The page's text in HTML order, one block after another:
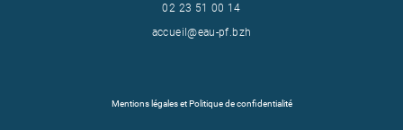
02 23 51 00 14
accueil@eau-pf.bzh
Mentions légales et Politique de confidentialité